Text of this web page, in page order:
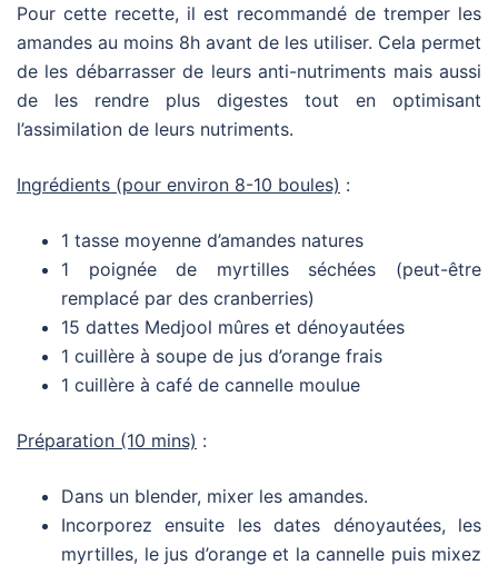
Pour cette recette, il est recommandé de tremper les
amandes au moins 8h avant de les utiliser. Cela permet
de les débarrasser de leurs anti-nutriments mais aussi
de les rendre plus digestes tout en optimisant
l’assimilation de leurs nutriments.
Ingrédients (pour environ 8-10 boules) :
1 tasse moyenne d’amandes natures
1 poignée de myrtilles séchées (peut-être
remplacé par des cranberries)
15 dattes Medjool mûres et dénoyautées
1 cuillère à soupe de jus d’orange frais
1 cuillère à café de cannelle moulue
Préparation (10 mins) :
Dans un blender, mixer les amandes.
Incorporez ensuite les dates dénoyautées, les
myrtilles, le jus d’orange et la cannelle puis mixez